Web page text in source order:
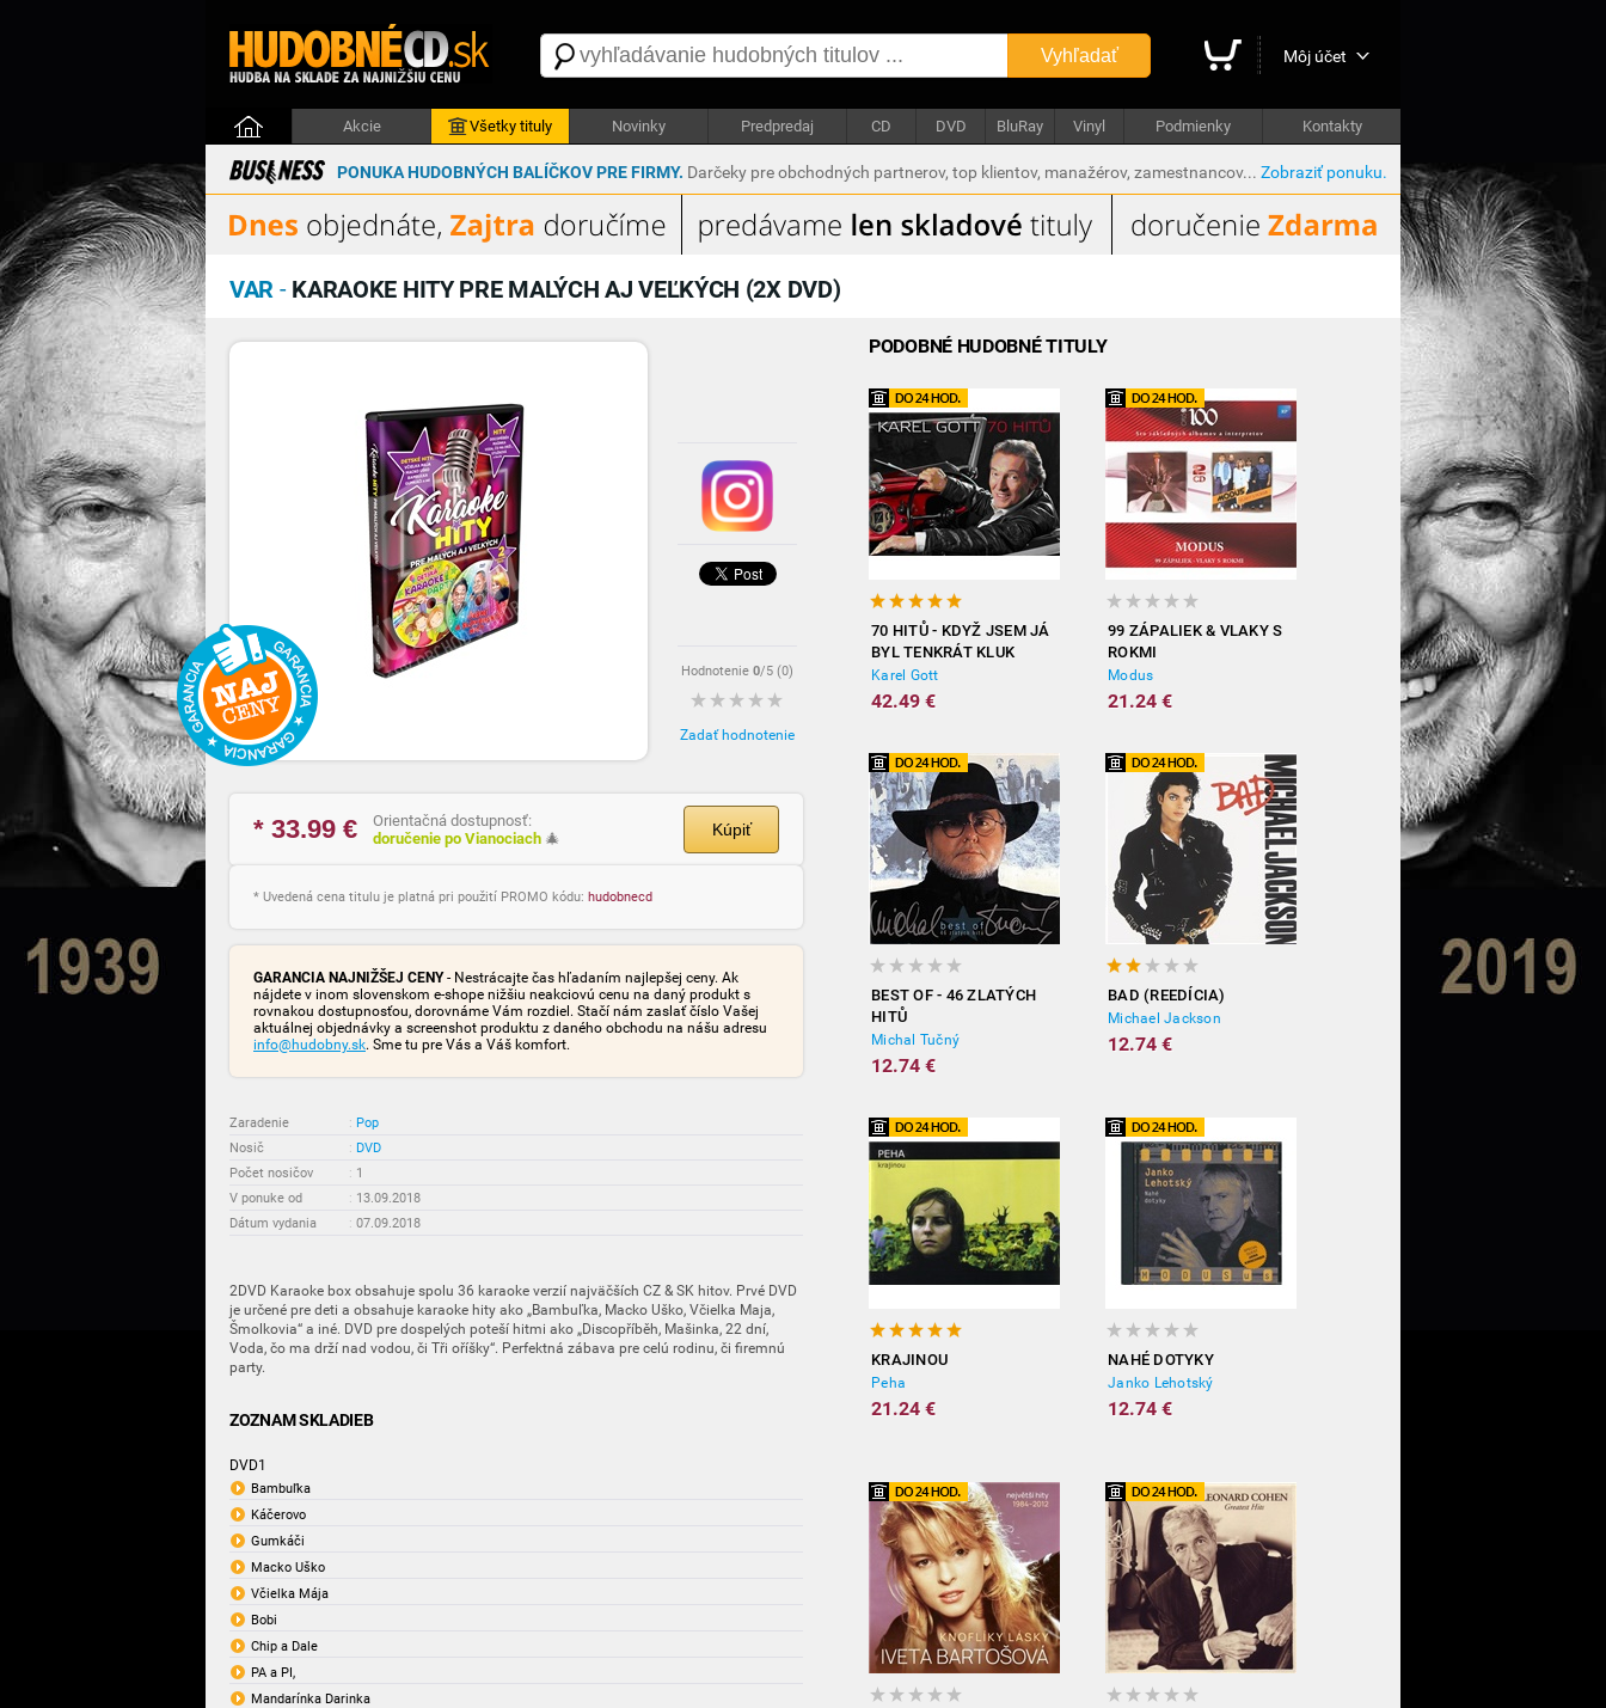
Vyhľadať Môj účet
Akcie Všetky tituly Novinky Predpredaj CD DVD BluRay Vinyl Podmienky Kontakty
PONUKA HUDOBNÝCH BALÍČKOV PRE FIRMY. Darčeky pre obchodných partnerov, top klientov, manažérov, zamestnancov... Zobraziť ponuku.
VAR - KARAOKE HITY PRE MALÝCH AJ VEĽKÝCH (2X DVD)
Hodnotenie 0/5 (0)
Zadať hodnotenie
* 33.99 €
Orientačná dostupnosť:
doručenie po Vianociach 🎄 Kúpiť
* Uvedená cena titulu je platná pri použití PROMO kódu: hudobnecd
GARANCIA NAJNIŽŠEJ CENY- Nestrácajte čas hľadaním najlepšej ceny. Ak
nájdete v inom slovenskom e-shope nižšiu neakciovú cenu na daný produkt s
rovnakou dostupnosťou, dorovnáme Vám rozdiel. Stačí nám zaslať číslo Vašej
aktuálnej objednávky a screenshot produktu z daného obchodu na nášu adresu
info@hudobny.sk. Sme tu pre Vás a Váš komfort.
Zaradenie : Pop
Nosič
: DVD
Počet nosičov
: 1
V ponuke od
: 13.09.2018
Dátum vydania
: 07.09.2018
2DVD Karaoke box obsahuje spolu 36 karaoke verzií najväčších CZ & SK hitov. Prvé DVD
je určené pre deti a obsahuje karaoke hity ako „Bambuľka, Macko Uško, Včielka Maja,
Šmolkovia“ a iné. DVD pre dospelých poteší hitmi ako „Discopříběh, Mašinka, 22 dní,
Voda, čo ma drží nad vodou, či Tři oříšky“. Perfektná zábava pre celú rodinu, či firemnú
party.
ZOZNAM SKLADIEB
DVD1
Bambuľka
Káčerovo
Gumkáči
Macko Uško
Včielka Mája
Bobi
Chip a Dale
PA a PI,
Mandarínka Darinka
PODOBNÉ HUDOBNÉ TITULY
70 HITŮ - KDYŽ JSEM JÁ
BYL TENKRÁT KLUK
(3CD)
Karel Gott
42.49 €
99 ZÁPALIEK & VLAKY S
ROKMI
Modus
21.24 €
BEST OF - 46 ZLATÝCH
HITŮ
Michal Tučný
12.74 €
BAD (REEDÍCIA)
Michael Jackson
12.74 €
KRAJINOU
Peha
21.24 €
NAHÉ DOTYKY
Janko Lehotský
12.74 €